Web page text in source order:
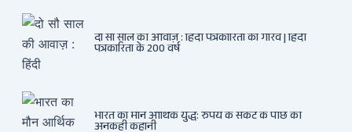
दो सौ साल की आवाज़ : हिंदी पत्रकारिता का गौरव | हिंदी
पत्रकारिता के 200 वर्ष
भारत का मौन आर्थिक युद्ध: रुपये के संकट के पीछे की
अनकही कहानी